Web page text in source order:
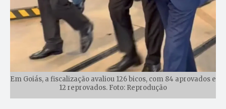
Em Goiás, a fiscalização avaliou 126 bicos, com 84 aprovados e
12 reprovados. Foto: Reprodução